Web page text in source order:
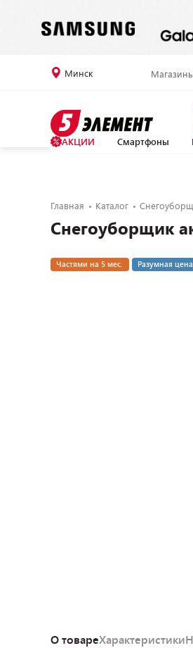
Минск
АКЦИИ Смартфоны
Главная Каталог
Снегоуборщик
Частями на 5 мес. Разумная цена
О товареХарактеристики